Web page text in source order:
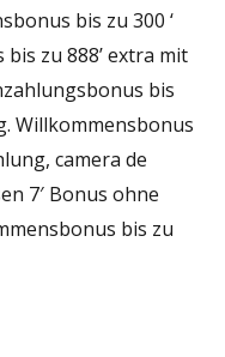
bis zu 300 ‘
bis zu 888’ extra mit
bis
Willkommensbonus
camera de
7′ Bonus ohne
bis zu